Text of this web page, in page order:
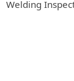
Welding